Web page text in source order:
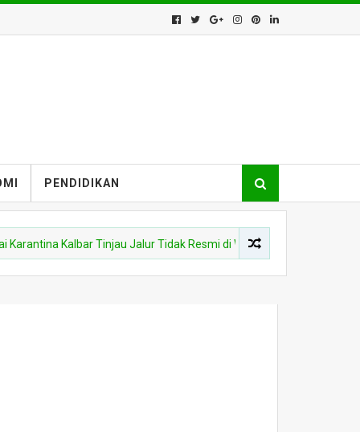
PENDIDIKAN
Kalbar Tinjau Jalur Tidak Resmi di Wilayah PLBN Nanga Badau